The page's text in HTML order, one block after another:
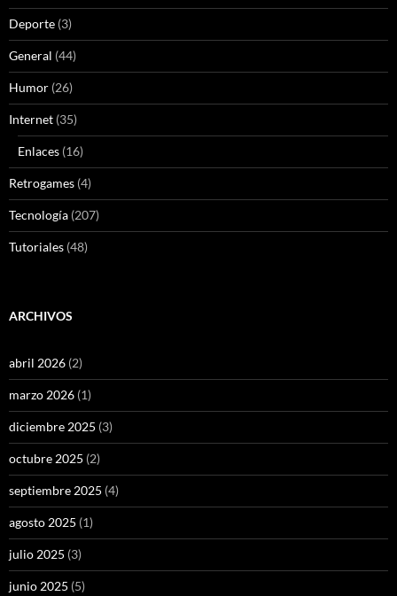
Deporte (3)
General (44)
Humor (26)
Internet (35)
Enlaces (16)
Retrogames (4)
Tecnología (207)
Tutoriales (48)
ARCHIVOS
abril 2026 (2)
marzo 2026 (1)
diciembre 2025 (3)
octubre 2025 (2)
septiembre 2025 (4)
agosto 2025 (1)
julio 2025 (3)
junio 2025 (5)